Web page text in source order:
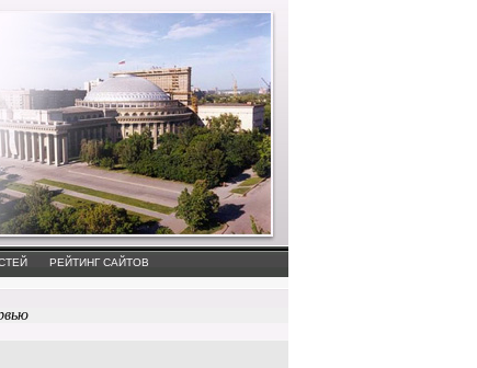
РЕЙТИНГ САЙТОВ